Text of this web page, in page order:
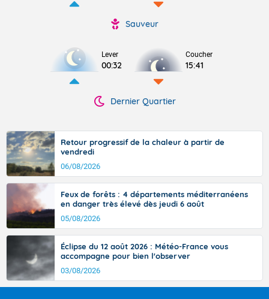
Sauveur
Lever
00:32
Coucher
15:41
Dernier Quartier
Retour progressif de la chaleur à partir de
vendredi
06/08/2026
Feux de forêts : 4 départements méditerranéens
en danger très élevé dès jeudi 6 août
05/08/2026
Éclipse du 12 août 2026 : Météo-France vous
accompagne pour bien l'observer
03/08/2026